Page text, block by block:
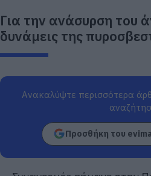
Για την ανάσυρση του
δυνάμεις της
Ανακαλύψτε περισσότερα
Προσθήκη του